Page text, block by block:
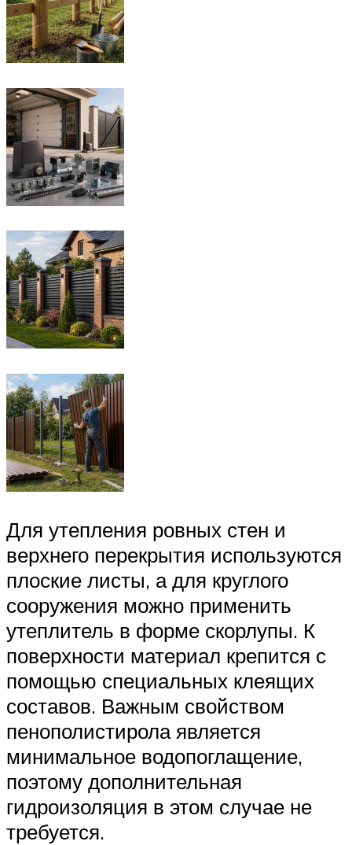
Для утепления ровных стен и
верхнего перекрытия используются
плоские листы, а для круглого
сооружения можно применить
утеплитель в форме скорлупы. К
поверхности материал крепится с
помощью специальных клеящих
составов. Важным свойством
пенополистирола является
минимальное водопоглащение,
поэтому дополнительная
гидроизоляция в этом случае не
требуется.